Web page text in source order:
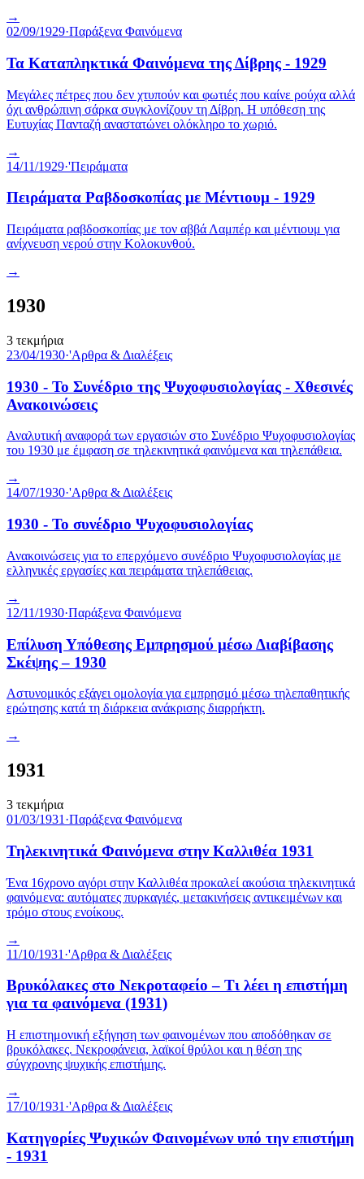
→
02/09/1929·Παράξενα Φαινόμενα
Τα Καταπληκτικά Φαινόμενα της Δίβρης - 1929
Μεγάλες πέτρες που δεν χτυπούν και φωτιές που καίνε ρούχα αλλά
όχι ανθρώπινη σάρκα συγκλονίζουν τη Δίβρη. Η υπόθεση της
Ευτυχίας Πανταζή αναστατώνει ολόκληρο το χωριό.
→
14/11/1929·'Πειράματα
Πειράματα Ραβδοσκοπίας με Μέντιουμ - 1929
Πειράματα ραβδοσκοπίας με τον αββά Λαμπέρ και μέντιουμ για
ανίχνευση νερού στην Κολοκυνθού.
→
1930
3 τεκμήρια
23/04/1930·'Αρθρα & Διαλέξεις
1930 - Το Συνέδριο της Ψυχοφυσιολογίας - Χθεσινές
Ανακοινώσεις
Αναλυτική αναφορά των εργασιών στο Συνέδριο Ψυχοφυσιολογίας
του 1930 με έμφαση σε τηλεκινητικά φαινόμενα και τηλεπάθεια.
→
14/07/1930·'Αρθρα & Διαλέξεις
1930 - Το συνέδριο Ψυχοφυσιολογίας
Ανακοινώσεις για το επερχόμενο συνέδριο Ψυχοφυσιολογίας με
ελληνικές εργασίες και πειράματα τηλεπάθειας.
→
12/11/1930·Παράξενα Φαινόμενα
Επίλυση Υπόθεσης Εμπρησμού μέσω Διαβίβασης
Σκέψης – 1930
Αστυνομικός εξάγει ομολογία για εμπρησμό μέσω τηλεπαθητικής
ερώτησης κατά τη διάρκεια ανάκρισης διαρρήκτη.
→
1931
3 τεκμήρια
01/03/1931 ·Παράξενα Φαινόμενα
Τηλεκινητικά Φαινόμενα στην Καλλιθέα 1931
Ένα 16χρονο αγόρι στην Καλλιθέα προκαλεί ακούσια τηλεκινητικά
φαινόμενα: αυτόματες πυρκαγιές, μετακινήσεις αντικειμένων και
τρόμο στους ενοίκους.
→
11/10/1931 ·'Αρθρα & Διαλέξεις
Βρυκόλακες στο Νεκροταφείο – Τι λέει η επιστήμη
για τα φαινόμενα (1931)
Η επιστημονική εξήγηση των φαινομένων που αποδόθηκαν σε
βρυκόλακες. Νεκροφάνεια, λαϊκοί θρύλοι και η θέση της
σύγχρονης ψυχικής επιστήμης.
→
17/10/1931 ·'Αρθρα & Διαλέξεις
Κατηγορίες Ψυχικών Φαινομένων υπό την επιστήμη
- 1931